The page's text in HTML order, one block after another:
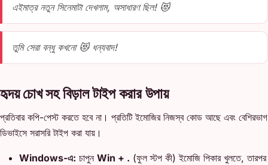
এইমাত্র নতুন সিনেমাটা দেখলাম, অসাধারণ ছিল! 😻
তুমি সেরা বন্ধু কখনো 😻 ধন্যবাদ!
হৃদয় চোখ সহ বিড়াল টাইপ করার উপায়
প্রতিবার কপি-পেস্ট করতে হবে না। প্রতিটি ইমোজির নিজস্ব কোড আছে এবং বেশিরভাগ
ডিভাইসে সরাসরি টাইপ করা যায়।
Windows-এ: চাপুন Win + . (ফুল স্টপ কী) ইমোজি পিকার খুলতে, তারপর